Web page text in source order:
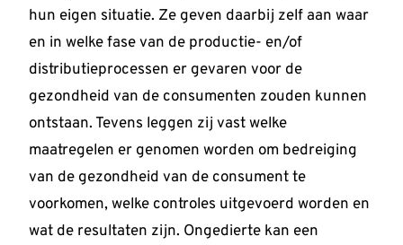
hun eigen situatie. Ze geven daarbij zelf aan waar
en in welke fase van de productie- en/of
distributieprocessen er gevaren voor de
gezondheid van de consumenten zouden kunnen
ontstaan. Tevens leggen zij vast welke
maatregelen er genomen worden om bedreiging
van de gezondheid van de consument te
voorkomen, welke controles uitgevoerd worden en
wat de resultaten zijn. Ongedierte kan een